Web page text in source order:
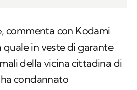
commenta con Kodami
quale in veste di garante
della vicina cittadina di
condannato